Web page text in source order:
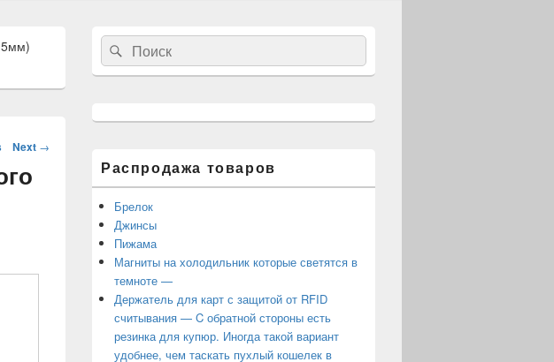
Next →
Область
основной
боковой
панели
Search
for:
Search
Распродажа товаров
Брелок
Джинсы
Пижама
Магниты на холодильник которые светятся в
темноте —
Держатель для карт с защитой от RFID
считывания — C обратной стороны есть
резинка для купюр. Иногда такой вариант
удобнее, чем таскать пухлый кошелек в